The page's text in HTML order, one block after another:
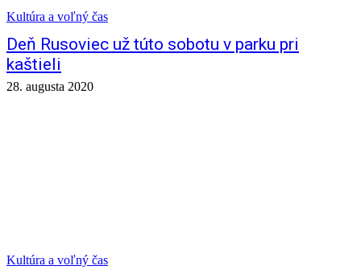
Kultúra a voľný čas
Deň Rusoviec už túto sobotu v parku pri
kaštieli
28. augusta 2020
Kultúra a voľný čas